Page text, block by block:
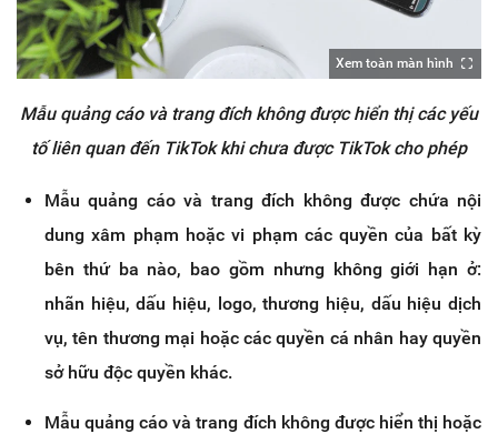
Xem toàn màn hình
Mẫu quảng cáo và trang đích không được hiển thị các yếu
tố liên quan đến TikTok khi chưa được TikTok cho phép
Mẫu quảng cáo và trang đích không được chứa nội
dung xâm phạm hoặc vi phạm các quyền của bất kỳ
bên thứ ba nào, bao gồm nhưng không giới hạn ở:
nhãn hiệu, dấu hiệu, logo, thương hiệu, dấu hiệu dịch
vụ, tên thương mại hoặc các quyền cá nhân hay quyền
sở hữu độc quyền khác.
Mẫu quảng cáo và trang đích không được hiển thị hoặc